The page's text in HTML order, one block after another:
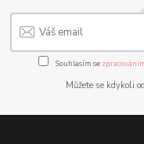
Souhlasím se
Můžete se kdykoli